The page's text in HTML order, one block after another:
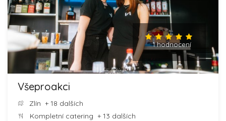
1 hodnocení
Všeproakci
Zlín + 18 dalších
Kompletní catering + 13 dalších